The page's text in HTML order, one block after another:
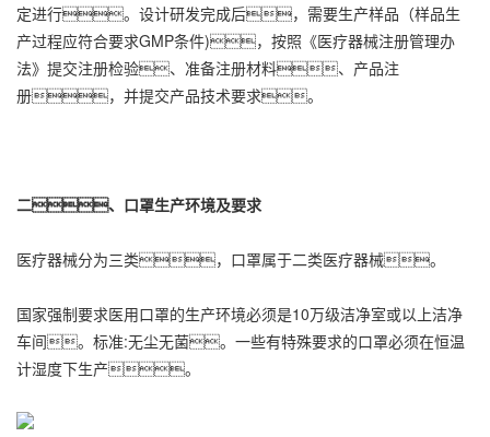
定进行。设计研发完成后，需要生产样品（样品生
产过程应符合要求GMP条件)，按照《医疗器械注册管理办
法》提交注册检验、准备注册材料、产品注
册，并提交产品技术要求。
二、口罩生产环境及要求
医疗器械分为三类，口罩属于二类医疗器械。
国家强制要求医用口罩的生产环境必须是10万级洁净室或以上洁净
车间。标准:无尘无菌。一些有特殊要求的口罩必须在恒温
计湿度下生产。